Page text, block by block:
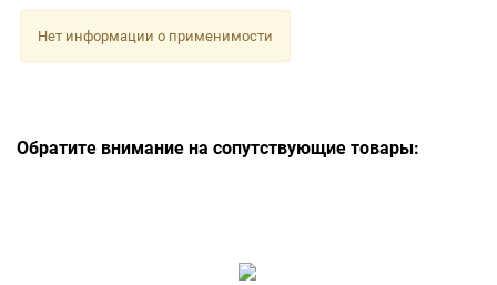
Нет информации о применимости
Обратите внимание на сопутствующие товары: